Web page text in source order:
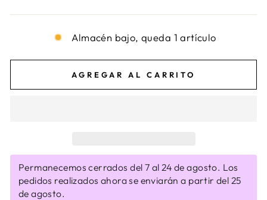
Almacén bajo, queda 1 artículo
AGREGAR AL CARRITO
Permanecemos cerrados del 7 al 24 de agosto. Los
pedidos realizados ahora se enviarán a partir del 25
de agosto.